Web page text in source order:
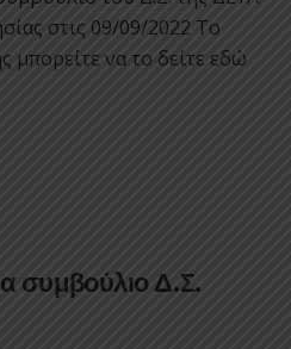
στις 09/09/2022 Το
μπορείτε να το δείτε εδώ
συμβούλιο Δ.Σ.